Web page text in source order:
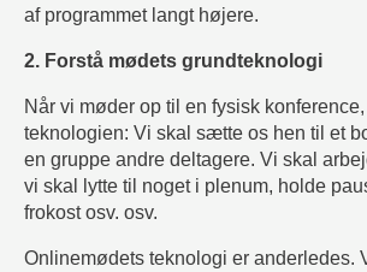
af programmet langt højere.
2. Forstå mødets grundteknologi
Når vi møder op til en fysisk
teknologien: Vi skal sætte os hen til et
en gruppe andre deltagere. Vi skal
vi skal lytte til noget i plenum, holde
frokost osv. osv.
Onlinemødets teknologi er anderledes.